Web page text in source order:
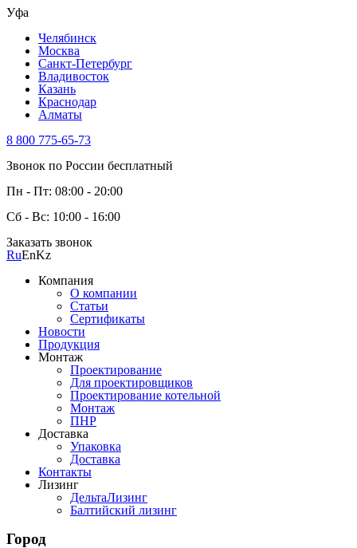
Уфа
Челябинск
Москва
Санкт-Петербург
Владивосток
Казань
Краснодар
Алматы
8 800 775-65-73
Звонок по России бесплатный
Пн - Пт: 08:00 - 20:00
Сб - Вс: 10:00 - 16:00
Заказать звонок
RuEnKz
Компания
О компании
Статьи
Сертификаты
Новости
Продукция
Монтаж
Проектирование
Для проектировщиков
Проектирование котельной
Монтаж
ПНР
Доставка
Упаковка
Доставка
Контакты
Лизинг
ДельтаЛизинг
Балтийский лизинг
Город